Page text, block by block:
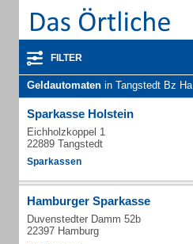
FILTER
Geldautomaten in Tangstedt Bz Hamburg
Sparkasse Holstein
Eichholzkoppel 1
22889 Tangstedt
Sparkassen
Hamburger Sparkasse
Duvenstedter Damm 52b
22397 Hamburg